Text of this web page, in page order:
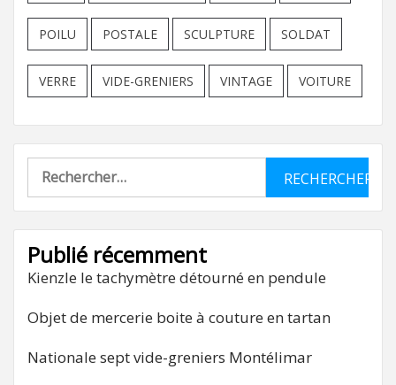
POILU POSTALE SCULPTURE SOLDAT
VERRE VIDE-GRENIERS VINTAGE VOITURE
Rechercher :
Publié récemment
Kienzle le tachymètre détourné en pendule
Objet de mercerie boite à couture en tartan
Nationale sept vide-greniers Montélimar